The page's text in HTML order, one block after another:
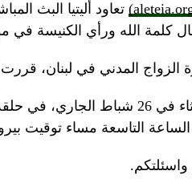
تعاود أليتيا البث
كلمة الله ورأي الكنيسة في
المدني في لبنان،
تابعونا يوم الثلاثاء في 26
التاسعة مساء توقيت
واسئلتكم.